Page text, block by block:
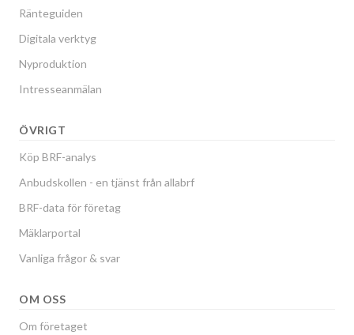
Ränteguiden
Digitala verktyg
Nyproduktion
Intresseanmälan
ÖVRIGT
Köp BRF-analys
Anbudskollen - en tjänst från allabrf
BRF-data för företag
Mäklarportal
Vanliga frågor & svar
OM OSS
Om företaget